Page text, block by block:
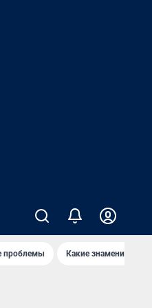
проблемы Какие знаменитости